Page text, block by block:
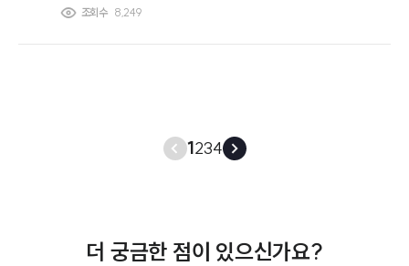
겠습니다. 감사합니다.
조회수 8,249
1234
더 궁금한 점이 있으신가요?